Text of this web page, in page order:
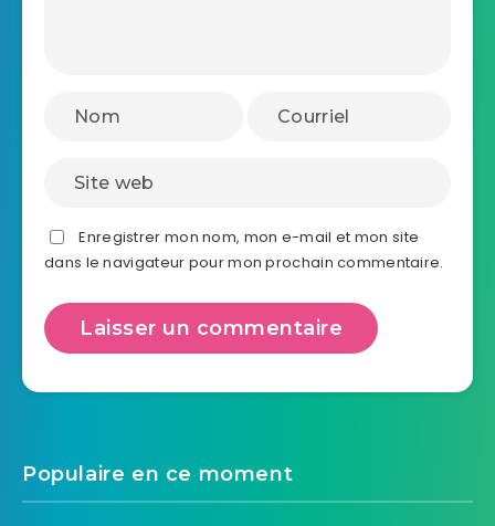
Enregistrer mon nom, mon e-mail et mon site
dans le navigateur pour mon prochain commentaire.
Populaire en ce moment